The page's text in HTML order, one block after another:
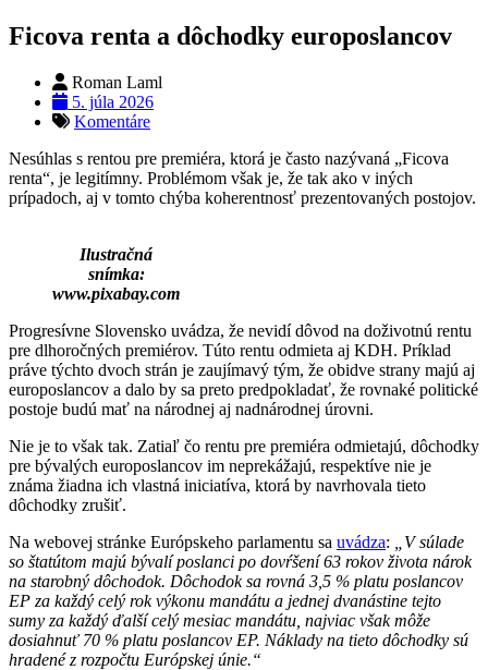
Ficova renta a dôchodky europoslancov
Roman Laml
5. júla 2026
Komentáre
Nesúhlas s rentou pre premiéra, ktorá je často nazývaná „Ficova
renta“, je legitímny. Problémom však je, že tak ako v iných
prípadoch, aj v tomto chýba koherentnosť prezentovaných postojov.
Ilustračná
snímka:
www.pixabay.com
Progresívne Slovensko uvádza, že nevidí dôvod na doživotnú rentu
pre dlhoročných premiérov. Túto rentu odmieta aj KDH. Príklad
práve týchto dvoch strán je zaujímavý tým, že obidve strany majú aj
europoslancov a dalo by sa preto predpokladať, že rovnaké politické
postoje budú mať na národnej aj nadnárodnej úrovni.
Nie je to však tak. Zatiaľ čo rentu pre premiéra odmietajú, dôchodky
pre bývalých europoslancov im neprekážajú, respektíve nie je
známa žiadna ich vlastná iniciatíva, ktorá by navrhovala tieto
dôchodky zrušiť.
Na webovej stránke Európskeho parlamentu sa uvádza:
„V súlade
so štatútom majú bývalí poslanci po dovŕšení 63 rokov života nárok
na starobný dôchodok. Dôchodok sa rovná 3,5 % platu poslancov
EP za každý celý rok výkonu mandátu a jednej dvanástine tejto
sumy za každý ďalší celý mesiac mandátu, najviac však môže
dosiahnuť 70 % platu poslancov EP. Náklady na tieto dôchodky sú
hradené z rozpočtu Európskej únie.“